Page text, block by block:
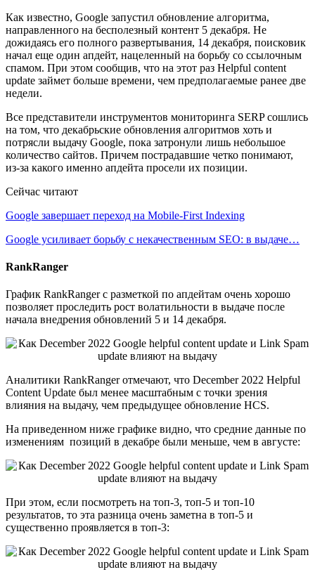
Как известно, Google запустил обновление алгоритма,
направленного на бесполезный контент 5 декабря. Не
дожидаясь его полного развертывания, 14 декабря, поисковик
начал еще один апдейт, нацеленный на борьбу со ссылочным
спамом. При этом сообщив, что на этот раз Helpful content
update займет больше времени, чем предполагаемые ранее две
недели.
Все представители инструментов мониторинга SERP сошлись
на том, что декабрьские обновления алгоритмов хоть и
потрясли выдачу Google, пока затронули лишь небольшое
количество сайтов. Причем пострадавшие четко понимают,
из-за какого именно апдейта просели их позиции.
Сейчас читают
Google завершает переход на Mobile-First Indexing
Google усиливает борьбу с некачественным SEO: в выдаче…
RankRanger
График RankRanger с разметкой по апдейтам очень хорошо
позволяет проследить рост волатильности в выдаче после
начала внедрения обновлений 5 и 14 декабря.
Аналитики RankRanger отмечают, что December 2022 Helpful
Content Update был менее масштабным с точки зрения
влияния на выдачу, чем предыдущее обновление HCS.
На приведенном ниже графике видно, что средние данные по
изменениям позиций в декабре были меньше, чем в августе:
При этом, если посмотреть на топ-3, топ-5 и топ-10
результатов, то эта разница очень заметна в топ-5 и
существенно проявляется в топ-3: